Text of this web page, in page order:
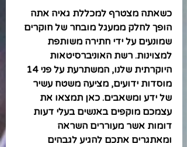
כשאתה מצטרף למכללת גאיה אתה
הופך לחלק ממעגל מובחר של חוקרים
שמונעים על ידי חתירה משותפת
למצוינות. רשת האוניברסיטאות
מוסדות ידועים, מציעה משטח עשיר
של ידע ומשאבים. כאן תמצאו את
עצמכם מוקפים באנשים בעלי דעות
דומות אשר מעוררים השראה
ומאתגרים אתכם להגיע לגבהים